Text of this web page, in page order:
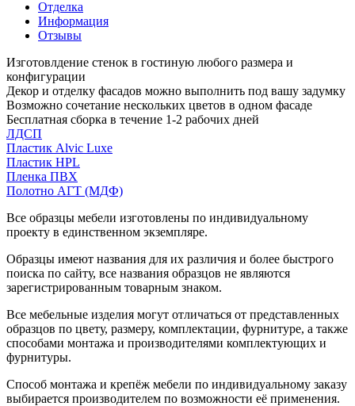
Отделка
Информация
Отзывы
Изготовлдение стенок в гостиную любого размера и
конфигурации
Декор и отделку фасадов можно выполнить под вашу задумку
Возможно сочетание нескольких цветов в одном фасаде
Бесплатная сборка в течение 1-2 рабочих дней
ЛДСП
Пластик Alvic Luxe
Пластик HPL
Пленка ПВХ
Полотно АГТ (МДФ)
Все образцы мебели изготовлены по индивидуальному
проекту в единственном экземпляре.
Образцы имеют названия для их различия и более быстрого
поиска по сайту, все названия образцов не являются
зарегистрированным товарным знаком.
Все мебельные изделия могут отличаться от представленных
образцов по цвету, размеру, комплектации, фурнитуре, а также
способами монтажа и производителями комплектующих и
фурнитуры.
Способ монтажа и крепёж мебели по индивидуальному заказу
выбирается производителем по возможности её применения.